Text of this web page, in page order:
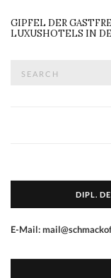
GIPFEL DER
LUXUSHOTELS IN
DIPL.
E-Mail: